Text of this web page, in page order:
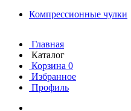
Компрессионные чулки
Главная
Каталог
Корзина 0
Избранное
Профиль